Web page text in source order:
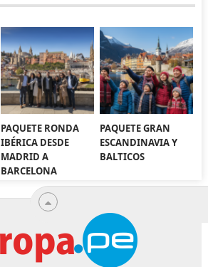
PAQUETE RONDA
IBÉRICA DESDE
MADRID A
BARCELONA
PAQUETE GRAN
ESCANDINAVIA Y
BALTICOS